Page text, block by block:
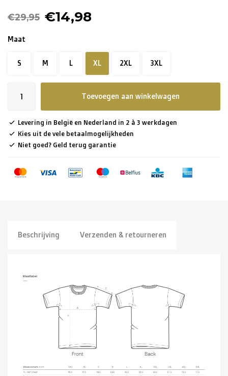
€29,95 €14,98
Maat
S M L XL 2XL 3XL
Toevoegen aan winkelwagen
Levering in België en Nederland in 2 à 3 werkdagen
Kies uit de vele betaalmogelijkheden
Niet goed? Geld terug garantie
Beschrijving Verzenden & retourneren